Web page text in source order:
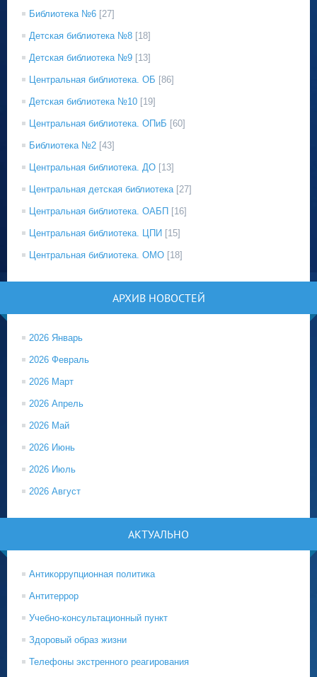
Библиотека №6 [27]
Детская библиотека №8 [18]
Детская библиотека №9 [13]
Центральная библиотека. ОБ [86]
Детская библиотека №10 [19]
Центральная библиотека. ОПиБ [60]
Библиотека №2 [43]
Центральная библиотека. ДО [13]
Центральная детская библиотека [27]
Центральная библиотека. ОАБП [16]
Центральная библиотека. ЦПИ [15]
Центральная библиотека. ОМО [18]
АРХИВ НОВОСТЕЙ
2026 Январь
2026 Февраль
2026 Март
2026 Апрель
2026 Май
2026 Июнь
2026 Июль
2026 Август
АКТУАЛЬНО
Антикоррупционная политика
Антитеррор
Учебно-консультационный пункт
Здоровый образ жизни
Телефоны экстренного реагирования